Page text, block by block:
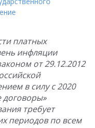
платных
инфляции
от 29.12.2012
в силу с 2020
договоры»
требует
периодов по всем